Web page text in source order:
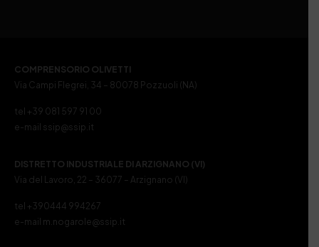
COMPRENSORIO OLIVETTI
Via Campi Flegrei, 34 – 80078 Pozzuoli (NA)
tel +39 081 597 91 00
e-mail ssip@ssip.it
DISTRETTO INDUSTRIALE DI ARZIGNANO (VI)
Via del Lavoro, 22 – 36077 – Arzignano (VI)
tel +390444 994267
e-mail m.nogarole@ssip.it